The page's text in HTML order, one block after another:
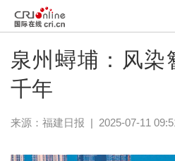
泉州蟳埔：风染
千年
来源： 福建日报 | 2025-07-11